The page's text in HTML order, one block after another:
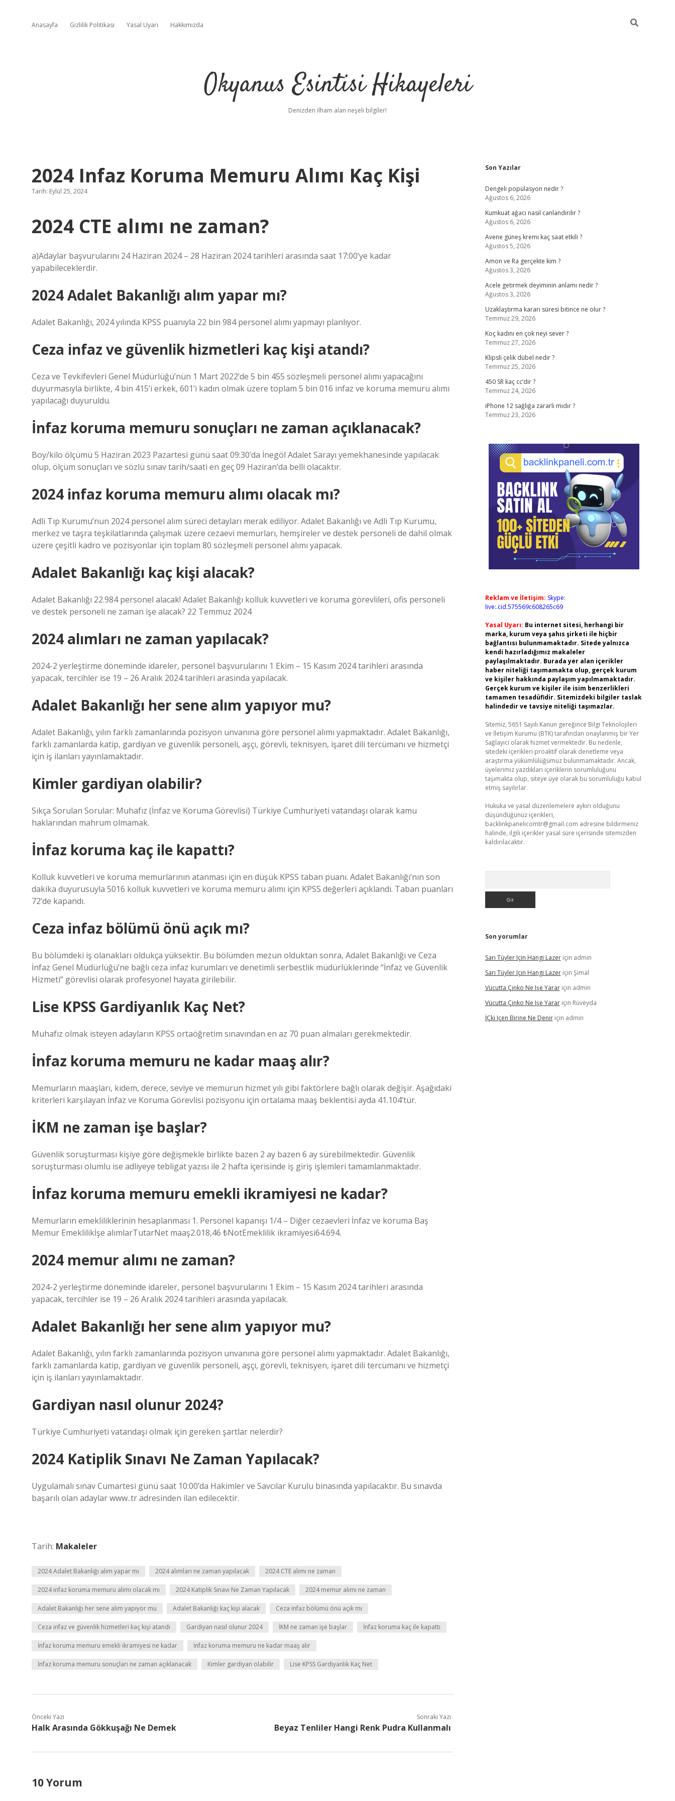
Anasayfa Gizlilik Politikası Yasal Uyarı Hakkımızda
Okyanus Esintisi Hikayeleri
Denizden ilham alan neşeli bilgiler!
2024 Infaz Koruma Memuru Alımı Kaç Kişi
Tarih: Eylül 25, 2024
2024 CTE alımı ne zaman?
a)Adaylar başvurularını 24 Haziran 2024 – 28 Haziran 2024 tarihleri ​​arasında saat 17:00’ye kadar
yapabileceklerdir.
2024 Adalet Bakanlığı alım yapar mı?
Adalet Bakanlığı, 2024 yılında KPSS puanıyla 22 bin 984 personel alımı yapmayı planlıyor.
Ceza infaz ve güvenlik hizmetleri kaç kişi atandı?
Ceza ve Tevkifevleri Genel Müdürlüğü’nün 1 Mart 2022’de 5 bin 455 sözleşmeli personel alımı yapacağını
duyurmasıyla birlikte, 4 bin 415’i erkek, 601’i kadın olmak üzere toplam 5 bin 016 infaz ve koruma memuru alımı
yapılacağı duyuruldu.
İnfaz koruma memuru sonuçları ne zaman açıklanacak?
Boy/kilo ölçümü 5 Haziran 2023 Pazartesi günü saat 09:30’da İnegöl Adalet Sarayı yemekhanesinde yapılacak
olup, ölçüm sonuçları ve sözlü sınav tarih/saati en geç 09 Haziran’da belli olacaktır.
2024 infaz koruma memuru alımı olacak mı?
Adli Tıp Kurumu’nun 2024 personel alım süreci detayları merak ediliyor. Adalet Bakanlığı ve Adli Tıp Kurumu,
merkez ve taşra teşkilatlarında çalışmak üzere cezaevi memurları, hemşireler ve destek personeli de dahil olmak
üzere çeşitli kadro ve pozisyonlar için toplam 80 sözleşmeli personel alımı yapacak.
Adalet Bakanlığı kaç kişi alacak?
Adalet Bakanlığı 22.984 personel alacak! Adalet Bakanlığı kolluk kuvvetleri ve koruma görevlileri, ofis personeli
ve destek personeli ne zaman işe alacak? 22 Temmuz 2024
2024 alımları ne zaman yapılacak?
2024-2 yerleştirme döneminde idareler, personel başvurularını 1 Ekim – 15 Kasım 2024 tarihleri ​​arasında
yapacak, tercihler ise 19 – 26 Aralık 2024 tarihleri ​​arasında yapılacak.
Adalet Bakanlığı her sene alım yapıyor mu?
Adalet Bakanlığı, yılın farklı zamanlarında pozisyon unvanına göre personel alımı yapmaktadır. Adalet Bakanlığı,
farklı zamanlarda katip, gardiyan ve güvenlik personeli, aşçı, görevli, teknisyen, işaret dili tercümanı ve hizmetçi
için iş ilanları yayınlamaktadır.
Kimler gardiyan olabilir?
Sıkça Sorulan Sorular: Muhafız (İnfaz ve Koruma Görevlisi) Türkiye Cumhuriyeti vatandaşı olarak kamu
haklarından mahrum olmamak.
İnfaz koruma kaç ile kapattı?
Kolluk kuvvetleri ve koruma memurlarının atanması için en düşük KPSS taban puanı. Adalet Bakanlığı’nın son
dakika duyurusuyla 5016 kolluk kuvvetleri ve koruma memuru alımı için KPSS değerleri açıklandı. Taban puanları
72’de kapandı.
Ceza infaz bölümü önü açık mı?
Bu bölümdeki iş olanakları oldukça yüksektir. Bu bölümden mezun olduktan sonra, Adalet Bakanlığı ve Ceza
İnfaz Genel Müdürlüğü’ne bağlı ceza infaz kurumları ve denetimli serbestlik müdürlüklerinde “İnfaz ve Güvenlik
Hizmeti” görevlisi olarak profesyonel hayata girilebilir.
Lise KPSS Gardiyanlık Kaç Net?
Muhafız olmak isteyen adayların KPSS ortaöğretim sınavından en az 70 puan almaları gerekmektedir.
İnfaz koruma memuru ne kadar maaş alır?
Memurların maaşları, kıdem, derece, seviye ve memurun hizmet yılı gibi faktörlere bağlı olarak değişir. Aşağıdaki
kriterleri karşılayan İnfaz ve Koruma Görevlisi pozisyonu için ortalama maaş beklentisi ayda 41.104’tür.
İKM ne zaman işe başlar?
Güvenlik soruşturması kişiye göre değişmekle birlikte bazen 2 ay bazen 6 ay sürebilmektedir. Güvenlik
soruşturması olumlu ise adliyeye tebligat yazısı ile 2 hafta içerisinde iş giriş işlemleri tamamlanmaktadır.
İnfaz koruma memuru emekli ikramiyesi ne kadar?
Memurların emekliliklerinin hesaplanması 1. Personel kapanışı 1/4 – Diğer cezaevleri İnfaz ve koruma Baş
Memur Emeklilikİşe alımlarTutarNet maaş2.018,46 ₺NotEmeklilik ikramiyesi64.694.
2024 memur alımı ne zaman?
2024-2 yerleştirme döneminde idareler, personel başvurularını 1 Ekim – 15 Kasım 2024 tarihleri ​​arasında
yapacak, tercihler ise 19 – 26 Aralık 2024 tarihleri ​​arasında yapılacak.
Adalet Bakanlığı her sene alım yapıyor mu?
Adalet Bakanlığı, yılın farklı zamanlarında pozisyon unvanına göre personel alımı yapmaktadır. Adalet Bakanlığı,
farklı zamanlarda katip, gardiyan ve güvenlik personeli, aşçı, görevli, teknisyen, işaret dili tercümanı ve hizmetçi
için iş ilanları yayınlamaktadır.
Gardiyan nasıl olunur 2024?
Türkiye Cumhuriyeti vatandaşı olmak için gereken şartlar nelerdir?
2024 Katiplik Sınavı Ne Zaman Yapılacak?
Uygulamalı sınav Cumartesi günü saat 10:00’da Hakimler ve Savcılar Kurulu binasında yapılacaktır. Bu sınavda
başarılı olan adaylar www..tr adresinden ilan edilecektir.
Tarih: Makaleler
2024 Adalet Bakanlığı alım yapar mı 2024 alımları ne zaman yapılacak 2024 CTE alımı ne zaman
2024 infaz koruma memuru alımı olacak mı 2024 Katiplik Sınavı Ne Zaman Yapılacak 2024 memur alımı ne zaman
Adalet Bakanlığı her sene alım yapıyor mu Adalet Bakanlığı kaç kişi alacak Ceza infaz bölümü önü açık mı
Ceza infaz ve güvenlik hizmetleri kaç kişi atandı Gardiyan nasıl olunur 2024 İKM ne zaman işe başlar İnfaz koruma kaç ile kapattı
İnfaz koruma memuru emekli ikramiyesi ne kadar İnfaz koruma memuru ne kadar maaş alır
İnfaz koruma memuru sonuçları ne zaman açıklanacak Kimler gardiyan olabilir Lise KPSS Gardiyanlık Kaç Net
Önceki Yazı
Halk Arasında Gökkuşağı Ne Demek
Sonraki Yazı
Beyaz Tenliler Hangi Renk Pudra Kullanmalı
10 Yorum
Sidebar
Son Yazılar
Dengeli popülasyon nedir ?
Ağustos 6, 2026
Kumkuat ağacı nasıl canlandırılır ?
Ağustos 6, 2026
Avene güneş kremi kaç saat etkili ?
Ağustos 5, 2026
Amon ve Ra gerçekte kim ?
Ağustos 3, 2026
Acele getirmek deyiminin anlamı nedir ?
Ağustos 3, 2026
Uzaklaştırma kararı süresi bitince ne olur ?
Temmuz 29, 2026
Koç kadını en çok neyi sever ?
Temmuz 27, 2026
Klipsli çelik dübel nedir ?
Temmuz 25, 2026
450 SR kaç cc’dir ?
Temmuz 24, 2026
iPhone 12 sağlığa zararlı mıdır ?
Temmuz 23, 2026
Reklam ve İletişim: Skype:
live:.cid.575569c608265c69
Yasal Uyarı: Bu internet sitesi, herhangi bir
marka, kurum veya şahıs şirketi ile hiçbir
bağlantısı bulunmamaktadır. Sitede yalnızca
kendi hazırladığımız makaleler
paylaşılmaktadır. Burada yer alan içerikler
haber niteliği taşımamakta olup, gerçek kurum
ve kişiler hakkında paylaşım yapılmamaktadır.
Gerçek kurum ve kişiler ile isim benzerlikleri
tamamen tesadüfidir. Sitemizdeki bilgiler taslak
halindedir ve tavsiye niteliği taşımazlar.
Sitemiz, 5651 Sayılı Kanun gereğince Bilgi Teknolojileri
ve İletişim Kurumu (BTK) tarafından onaylanmış bir Yer
Sağlayıcı olarak hizmet vermektedir. Bu nedenle,
sitedeki içerikleri proaktif olarak denetleme veya
araştırma yükümlülüğümüz bulunmamaktadır. Ancak,
üyelerimiz yazdıkları içeriklerin sorumluluğunu
taşımakta olup, siteye üye olarak bu sorumluluğu kabul
etmiş sayılırlar.
Hukuka ve yasal düzenlemelere aykırı olduğunu
düşündüğünüz içerikleri,
backlinkpanelicomtr@gmail.com adresine bildirmeniz
halinde, ilgili içerikler yasal süre içerisinde sitemizden
kaldırılacaktır.
Son yorumlar
Sarı Tüyler Için Hangi Lazeriçin admin
Sarı Tüyler Için Hangi Lazeriçin Şimal
Vücutta Çinko Ne Işe Yarariçin admin
Vücutta Çinko Ne Işe Yarariçin Rüveyda
İÇki Içen Birine Ne Deniriçin admin